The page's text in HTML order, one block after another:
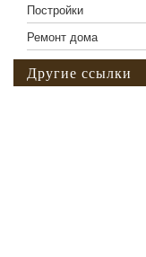
Постройки
Ремонт дома
Другие ссылки